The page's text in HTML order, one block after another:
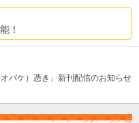
！
バケ）憑き」新刊配信のお知らせ